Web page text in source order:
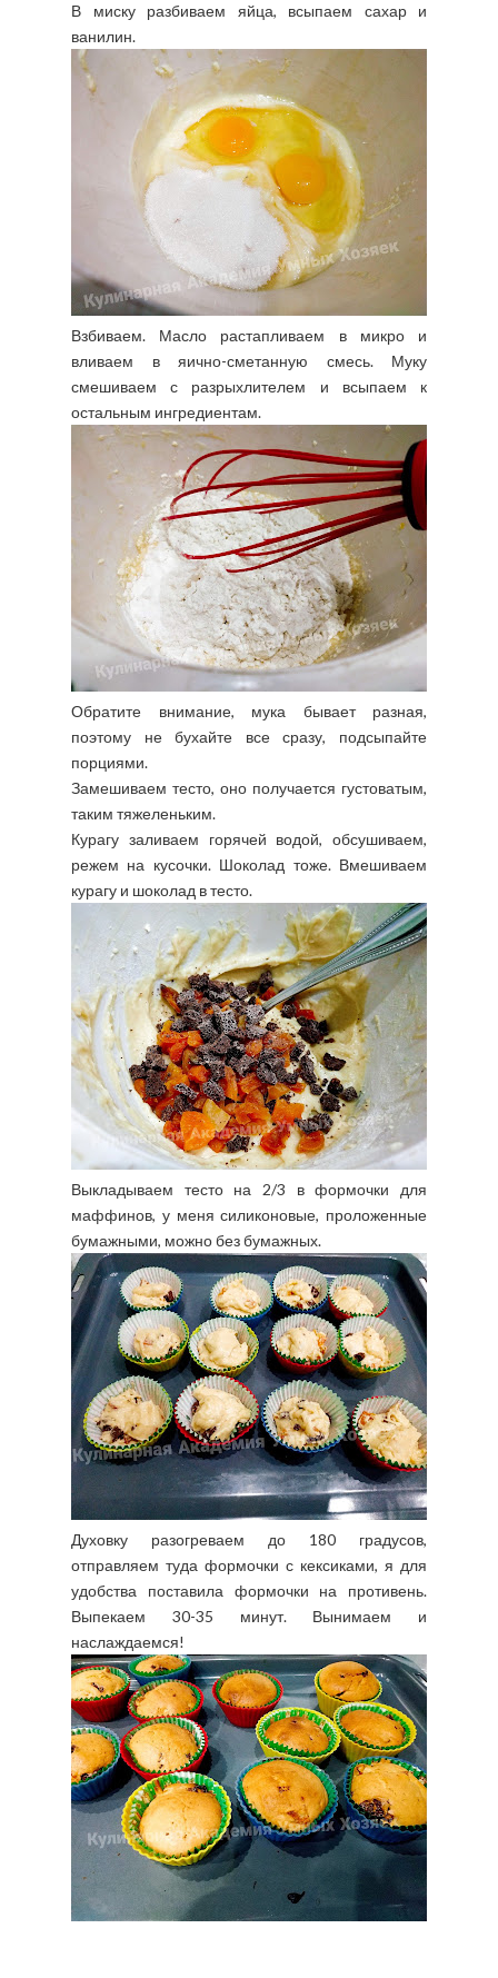
В миску разбиваем яйца, всыпаем сахар и
ванилин.
Взбиваем. Масло растапливаем в микро и
вливаем в яично-сметанную смесь. Муку
смешиваем с разрыхлителем и всыпаем к
остальным ингредиентам.
Обратите внимание, мука бывает разная,
поэтому не бухайте все сразу, подсыпайте
порциями.
Замешиваем тесто, оно получается густоватым,
таким тяжеленьким.
Курагу заливаем горячей водой, обсушиваем,
режем на кусочки. Шоколад тоже. Вмешиваем
курагу и шоколад в тесто.
Выкладываем тесто на 2/3 в формочки для
маффинов, у меня силиконовые, проложенные
бумажными, можно без бумажных.
Духовку разогреваем до 180 градусов,
отправляем туда формочки с кексиками, я для
удобства поставила формочки на противень.
Выпекаем 30-35 минут. Вынимаем и
наслаждаемся!